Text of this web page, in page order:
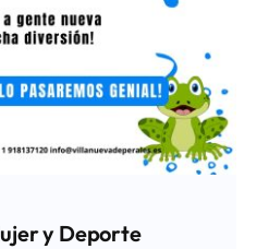
y Deporte